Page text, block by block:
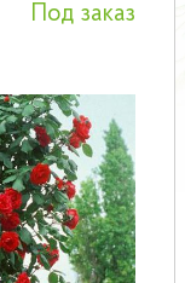
Под заказ